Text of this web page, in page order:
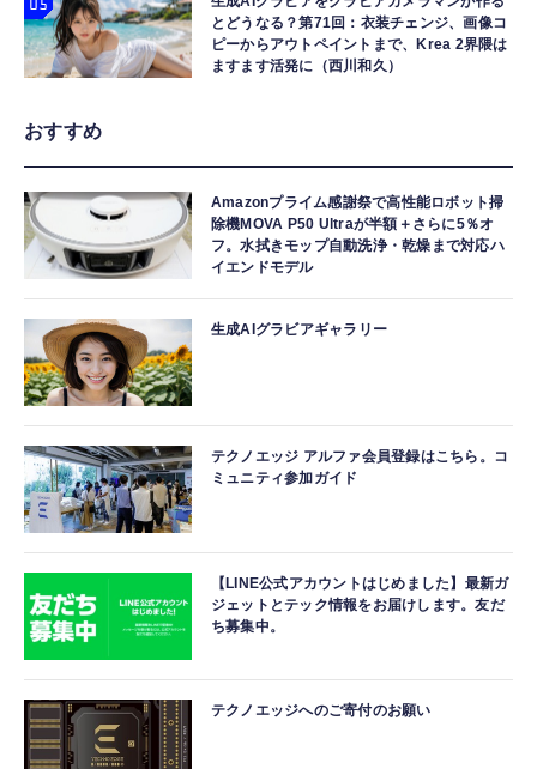
とどうなる？第71回：衣装チェンジ、画像コ
ピーからアウトペイントまで、Krea 2界隈は
ますます活発に（西川和久）
おすすめ
Amazonプライム感謝祭で高性能ロボット掃
除機MOVA P50 Ultraが半額＋さらに5％オ
フ。水拭きモップ自動洗浄・乾燥まで対応ハ
イエンドモデル
生成AIグラビアギャラリー
テクノエッジ アルファ会員登録はこちら。コ
ミュニティ参加ガイド
【LINE公式アカウントはじめました】最新ガ
ジェットとテック情報をお届けします。友だ
ち募集中。
テクノエッジへのご寄付のお願い